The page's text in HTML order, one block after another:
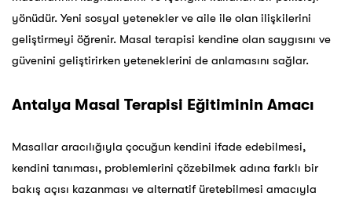
yönüdür. Yeni sosyal yetenekler ve aile ile olan ilişkilerini
geliştirmeyi öğrenir. Masal terapisi kendine olan saygısını ve
güvenini geliştirirken yeteneklerini de anlamasını sağlar.
Antalya Masal Terapisi Eğitiminin Amacı
Masallar aracılığıyla çocuğun kendini ifade edebilmesi,
kendini tanıması, problemlerini çözebilmek adına farklı bir
bakış açısı kazanması ve alternatif üretebilmesi amacıyla